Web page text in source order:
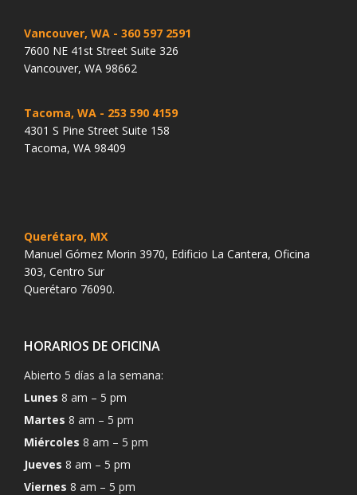
Vancouver, WA - 360 597 2591
7600 NE 41st Street Suite 326
Vancouver, WA 98662
Tacoma, WA - 253 590 4159
4301 S Pine Street Suite 158
Tacoma, WA 98409
Querétaro, MX
Manuel Gómez Morin 3970, Edificio La Cantera, Oficina
303, Centro Sur
Querétaro 76090.
HORARIOS DE OFICINA
Abierto 5 días a la semana:
Lunes 8 am – 5 pm
Martes 8 am – 5 pm
Miércoles 8 am – 5 pm
Jueves 8 am – 5 pm
Viernes 8 am – 5 pm